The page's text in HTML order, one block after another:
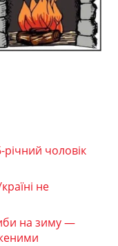
чоловік
не
на зиму —